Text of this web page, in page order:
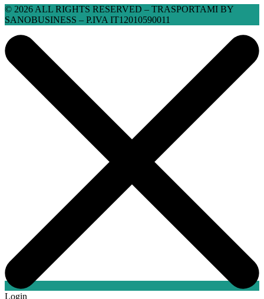
© 2026 ALL RIGHTS RESERVED​ – TRASPORTAMI BY
SANOBUSINESS – P.IVA IT12010590011
Login